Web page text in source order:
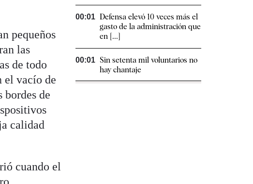
pequeños
las
de todo
el vacío de
bordes de
calidad
cuando el
00:01 Defensa elevó 10 veces más el
gasto de la administración que
en [...]
00:01 Sin setenta mil voluntarios no
hay chantaje